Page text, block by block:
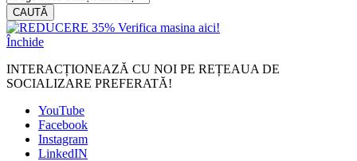
CAUTĂ
Închide
INTERACȚIONEAZĂ CU NOI PE REȚEAUA DE
SOCIALIZARE PREFERATĂ!
YouTube
Facebook
Instagram
LinkedIN